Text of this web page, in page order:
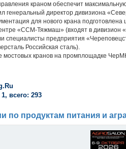
краном обеспечит
генеральный директор дивизиона
для нового крана подготовлена
«ССМ-Тяжмаш» (входят в дивизион
специалисты предприятия
Российская сталь).
кранов на промплощадке ЧерМК
всего: 293
по продуктам питания и